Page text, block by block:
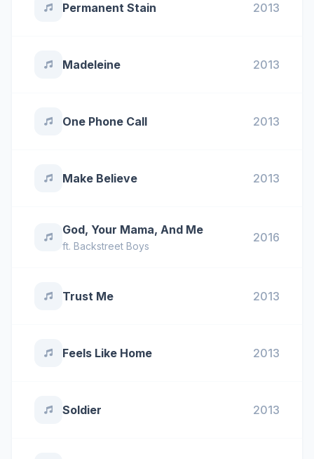
Permanent Stain 2013
Madeleine 2013
One Phone Call 2013
Make Believe 2013
God, Your Mama, And Me
ft. Backstreet Boys
2016
Trust Me 2013
Feels Like Home 2013
Soldier 2013